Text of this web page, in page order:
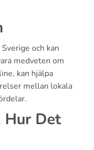
och kan
medveten om
kan hjälpa
mellan lokala
Hur Det